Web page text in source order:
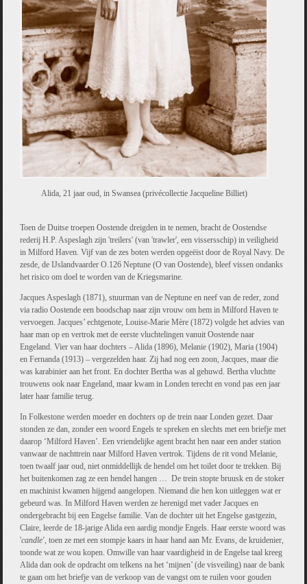
Alida, 21 jaar oud, in Swansea (privécollectie Jacqueline Billiet)
Toen de Duitse troepen Oostende dreigden in te nemen, bracht de Oostendse
rederij H.P. Aspeslagh zijn 'treilers' (van 'trawler', een vissersschip) in veiligheid
in Milford Haven. Vijf van de zes boten werden opgeëist door de Royal Navy. De
zesde, de IJslandvaarder O.126 Neptune (O van Oostende), bleef vissen ondanks
het risico om doel te worden van de Kriegsmarine.
Jacques Aspeslagh (1871), stuurman van de Neptune en neef van de reder, zond
via radio Oostende een boodschap naar zijn vrouw om hem in Milford Haven te
vervoegen. Jacques’ echtgenote, Louise-Marie Mère (1872) volgde het advies van
haar man op en vertrok met de eerste vluchtelingen vanuit Oostende naar
Engeland. Vier van haar dochters – Alida (1896), Melanie (1902), Maria (1904)
en Fernanda (1913) – vergezelden haar. Zij had nog een zoon, Jacques, maar die
was karabinier aan het front. En dochter Bertha was al gehuwd. Bertha vluchtte
trouwens ook naar Engeland, maar kwam in Londen terecht en vond pas een jaar
later haar familie terug.
In Folkestone werden moeder en dochters op de trein naar Londen gezet. Daar
stonden ze dan, zonder een woord Engels te spreken en slechts met een briefje met
daarop ‘Milford Haven’. Een vriendelijke agent bracht hen naar een ander station
vanwaar de nachttrein naar Milford Haven vertrok. Tijdens de rit vond Melanie,
toen twaalf jaar oud, niet onmiddellijk de hendel om het toilet door te trekken. Bij
het buitenkomen zag ze een hendel hangen … De trein stopte bruusk en de stoker
en machinist kwamen hijgend aangelopen. Niemand die hen kon uitleggen wat er
gebeurd was. In Milford Haven werden ze herenigd met vader Jacques en
ondergebracht bij een Engelse familie. Van de dochter uit het Engelse gastgezin,
Claire, leerde de 18-jarige Alida een aardig mondje Engels. Haar eerste woord was
'candle',toen ze met een stompje kaars in haar hand aan Mr. Evans, de kruidenier,
toonde wat ze wou kopen. Omwille van haar vaardigheid in de Engelse taal kreeg
Alida dan ook de opdracht om telkens na het ‘mijnen’ (de visveiling) naar de bank
te gaan om het briefje van de verkoop van de vangst om te ruilen voor gouden